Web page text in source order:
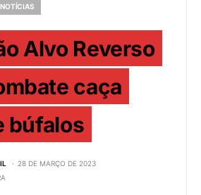
NOTÍCIAS
Alvo Reverso
caça
búfalos
28 DE MARÇO DE 2023